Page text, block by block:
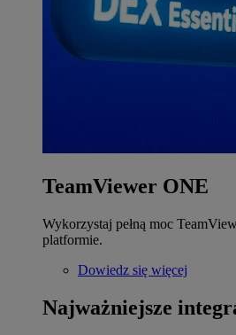
TeamViewer ONE
Wykorzystaj pełną moc
platformie.
Dowiedz się więcej
Najważniejsze